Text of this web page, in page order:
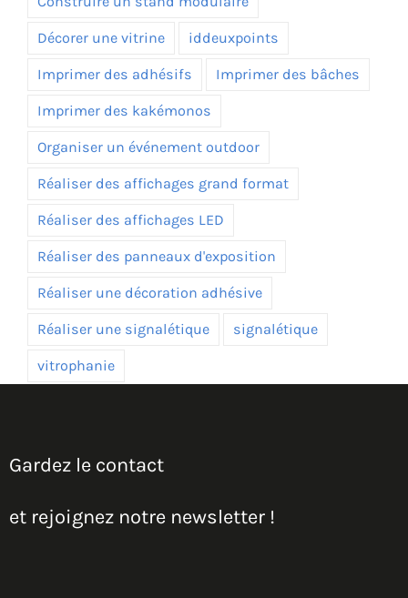
Décorer une vitrine iddeuxpoints
Imprimer des adhésifs Imprimer des bâches
Imprimer des kakémonos
Organiser un événement outdoor
Réaliser des affichages grand format
Réaliser des affichages LED
Réaliser des panneaux d'exposition
Réaliser une décoration adhésive
Réaliser une signalétique signalétique
vitrophanie
Gardez le contact
et rejoignez notre newsletter !